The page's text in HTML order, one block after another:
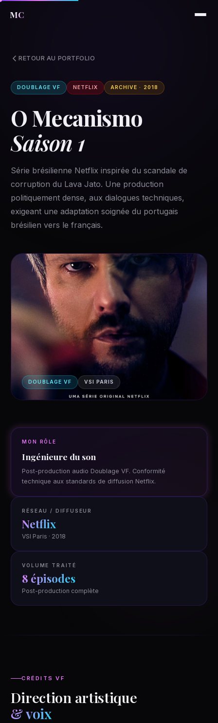
MC
RETOUR AU PORTFOLIO
DOUBLAGE VF NETFLIX ARCHIVE · 2018
O Mecanismo
Saison 1
Série brésilienne Netflix inspirée du scandale de
corruption du Lava Jato. Une production
politiquement dense, aux dialogues techniques,
exigeant une adaptation soignée du portugais
brésilien vers le français.
DOUBLAGE VF VSI PARIS
MON RÔLE
Ingénieure du son
Post-production audio Doublage VF. Conformité
technique aux standards de diffusion Netflix.
RÉSEAU / DIFFUSEUR
Netflix
VSI Paris · 2018
VOLUME TRAITÉ
8 épisodes
Post-production complète
CRÉDITS VF
Direction artistique
& voix